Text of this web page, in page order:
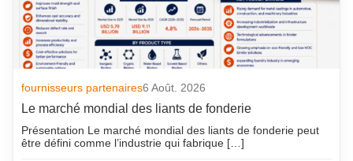
fournisseurs partenaires6 Août. 2026
Le marché mondial des liants de fonderie
Présentation Le marché mondial des liants de fonderie peut
être défini comme l’industrie qui fabrique […]